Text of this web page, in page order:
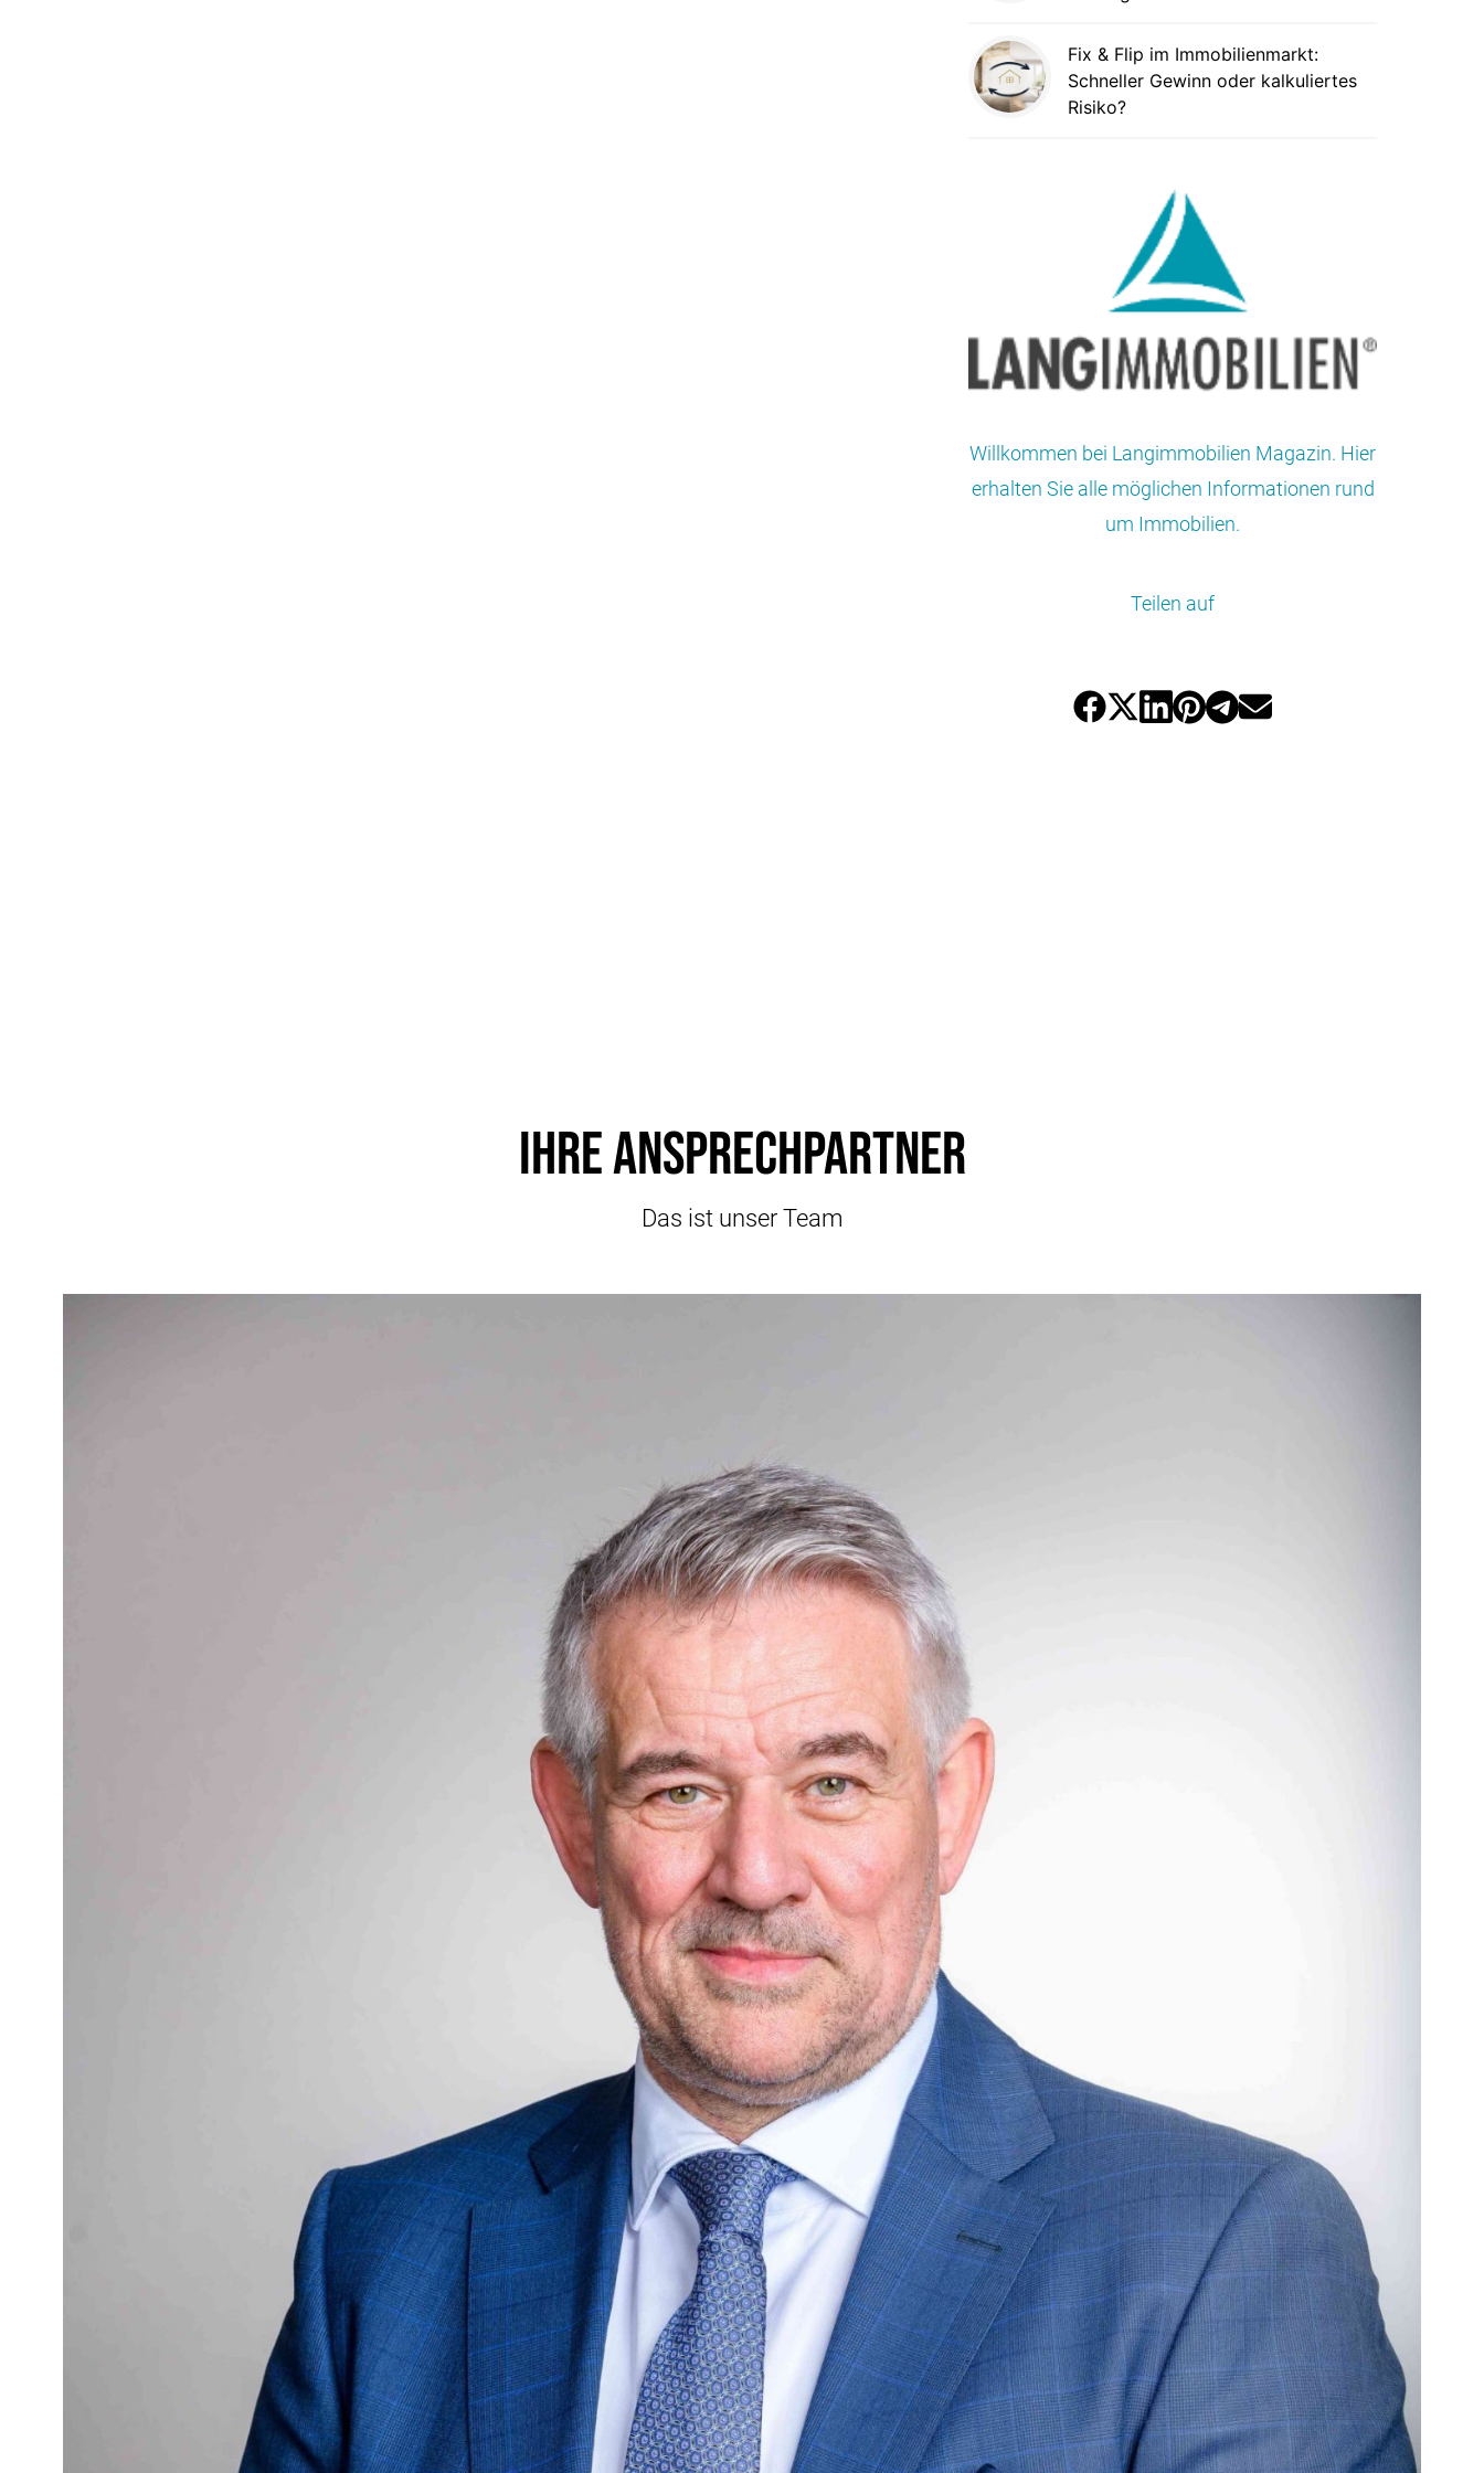
Fix & Flip im Immobilienmarkt:
Schneller Gewinn oder kalkuliertes
Risiko?
Willkommen bei Langimmobilien Magazin. Hier
erhalten Sie alle möglichen Informationen rund
um Immobilien.
Teilen auf
Ihre Ansprechpartner
Das ist unser Team